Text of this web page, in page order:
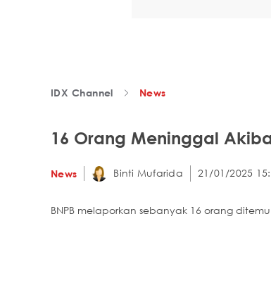
IDX Channel News
16 Orang Meninggal
News Binti Mufarida 21/01/2025
BNPB melaporkan sebanyak 16 orang